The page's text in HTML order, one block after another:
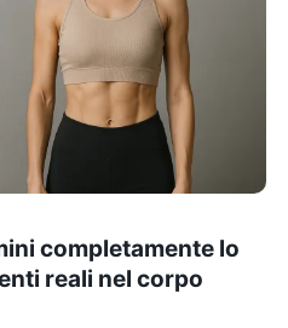
completamente lo
reali nel corpo